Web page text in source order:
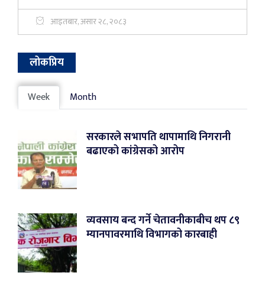
आइतबार, असार २८, २०८३
लोकप्रिय
Week Month
सरकारले सभापति थापामाथि निगरानी
बढाएको कांग्रेसको आरोप
व्यवसाय बन्द गर्ने चेतावनीकाबीच थप ८९
म्यानपावरमाथि विभागको कारबाही